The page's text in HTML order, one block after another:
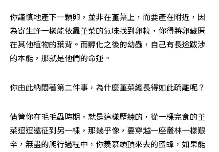
你謹慎地產下一顆卵，並非在堇葉上，而要產在附近，因
為寄生蜂一樣能依靠堇菜的氣味找到卵粒，你得將卵藏匿
在其他植物的葉背。而孵化之後的幼蟲，自己有長途跋涉
的本能，那就是他們的命運。
你由此納悶著第二件事，為什麼堇菜總長得如此疏離呢？
儘管你在毛毛蟲時期，就是這樣歷練的，從一棵完食的堇
菜迢迢遠征到另一棵，那幾乎像，要穿越一座叢林一樣艱
辛，無盡的爬行過程中，你羨慕頭頂來去的蜜蜂，如果能